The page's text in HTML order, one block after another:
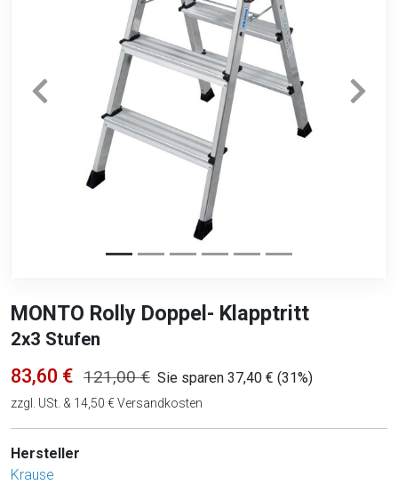
MONTO Rolly Doppel- Klapptritt
2x3 Stufen
83,60 € 121,00 € Sie sparen 37,40 € (31%)
zzgl. USt. & 14,50 € Versandkosten
Hersteller
Krause